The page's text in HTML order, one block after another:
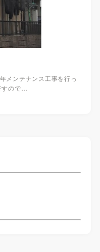
メンテナンス工事を行っ
ので…